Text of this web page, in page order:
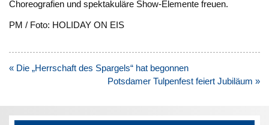
Choreografien und spektakuläre Show-Elemente freuen.
PM / Foto: HOLIDAY ON EIS
Beitragsnavigation
« Die „Herrschaft des Spargels“ hat begonnen
Potsdamer Tulpenfest feiert Jubiläum »